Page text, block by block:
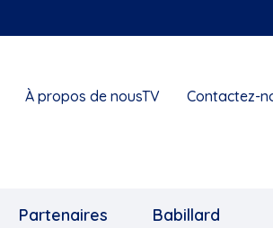
À propos de nousTV Contactez-
Partenaires Babillard